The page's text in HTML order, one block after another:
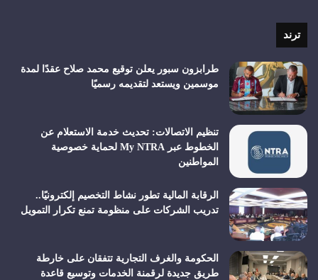
ترند
طرابزون سبور يعلن توقيع محمد صلاح عقدًا لمدة
موسمين ويستعد لتقديمه رسميًا
تنظيم الاتصالات: تحديث خدمة الاستعلام عن
الخطوط عبر My NTRA لحماية خصوصية
المواطنين
الرقابة المالية تطور نشاط التخصيم إلكترونيًا..
تدريب الشركات على منظومة تمنع تكرار التمويل
الحكومة والغرف التجارية تتفقان على خارطة
طريق جديدة لرقمنة الخدمات وتوسيع قاعدة